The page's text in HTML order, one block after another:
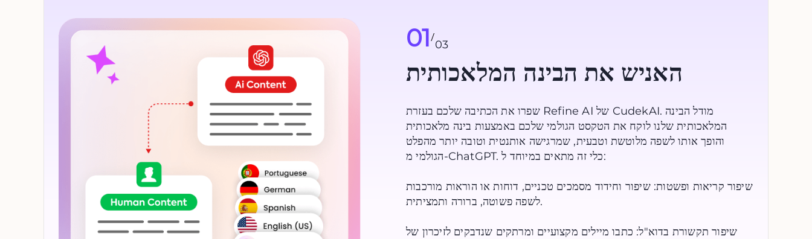
01/
03
האניש את הבינה המלאכותית
שפרו את הכתיבה שלכם בעזרת Refine AI של CudekAI. מודל הבינה
המלאכותית שלנו לוקח את הטקסט הגולמי שלכם באמצעות בינה מלאכותית
והופך אותו לשפה מלוטשת וטבעית, שמרגישה אותנטית וטובה יותר מהפלט
הגולמי מ-ChatGPT. כלי זה מתאים במיוחד ל:
שיפור קריאות ופשטות: שיפור וחידוד מסמכים טכניים, דוחות או הוראות מורכבות
לשפה פשוטה, ברורה ותמציתית.
שיפור תקשורת בדוא"ל: כתבו מיילים מקצועיים ומרתקים שנדבקים לזיכרון של